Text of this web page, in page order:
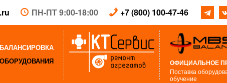
ПН-ПТ 9:00-18:00 +7 (800) 100-47-46
ОФИЦИАЛЬНОЕ
Поставка
обучение